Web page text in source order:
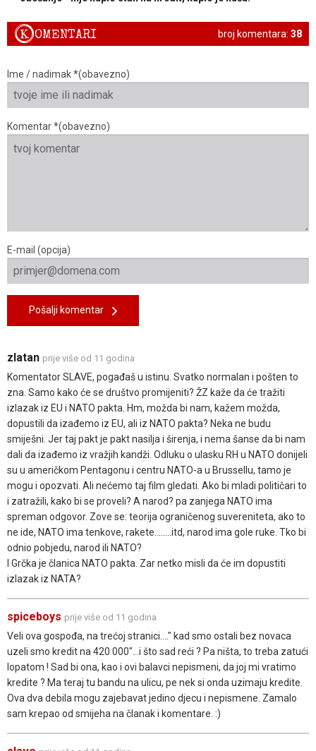
broj komentara: 38
KOMENTARI
Ime / nadimak *(obavezno)
Komentar *(obavezno)
E-mail (opcija)
Pošalji komentar
zlatan prije više od 11 godina
Komentator SLAVE, pogađaš u istinu. Svatko normalan i pošten to
zna. Samo kako će se društvo promijeniti? ŽZ kaže da će tražiti
izlazak iz EU i NATO pakta. Hm, možda bi nam, kažem možda,
dopustili da izađemo iz EU, ali iz NATO pakta? Neka ne budu
smiješni. Jer taj pakt je pakt nasilja i širenja, i nema šanse da bi nam
dali da izađemo iz vražjih kandži. Odluku o ulasku RH u NATO donijeli
su u američkom Pentagonu i centru NATO-a u Brussellu, tamo je
mogu i opozvati. Ali nećemo taj film gledati. Ako bi mladi političari to
i zatražili, kako bi se proveli? A narod? pa zanjega NATO ima
spreman odgovor. Zove se: teorija ograničenog suvereniteta, ako to
ne ide, NATO ima tenkove, rakete........itd, narod ima gole ruke. Tko bi
odnio pobjedu, narod ili NATO?
I Grčka je članica NATO pakta. Zar netko misli da će im dopustiti
izlazak iz NATA?
spiceboys prije više od 11 godina
Veli ova gospođa, na trećoj stranici...." kad smo ostali bez novaca
uzeli smo kredit na 420 000"...i što sad reći ? Pa ništa, to treba zatući
lopatom ! Sad bi ona, kao i ovi balavci nepismeni, da joj mi vratimo
kredite ? Ma teraj tu bandu na ulicu, pe nek si onda uzimaju kredite.
Ova dva debila mogu zajebavat jedino djecu i nepismene. Zamalo
sam krepao od smijeha na članak i komentare. :)